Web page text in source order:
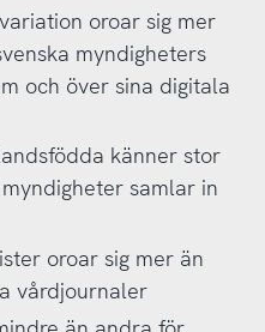
oroar sig mer
myndigheters
och över sina digitala
känner stor
samlar in
oroar sig mer än
vårdjournaler